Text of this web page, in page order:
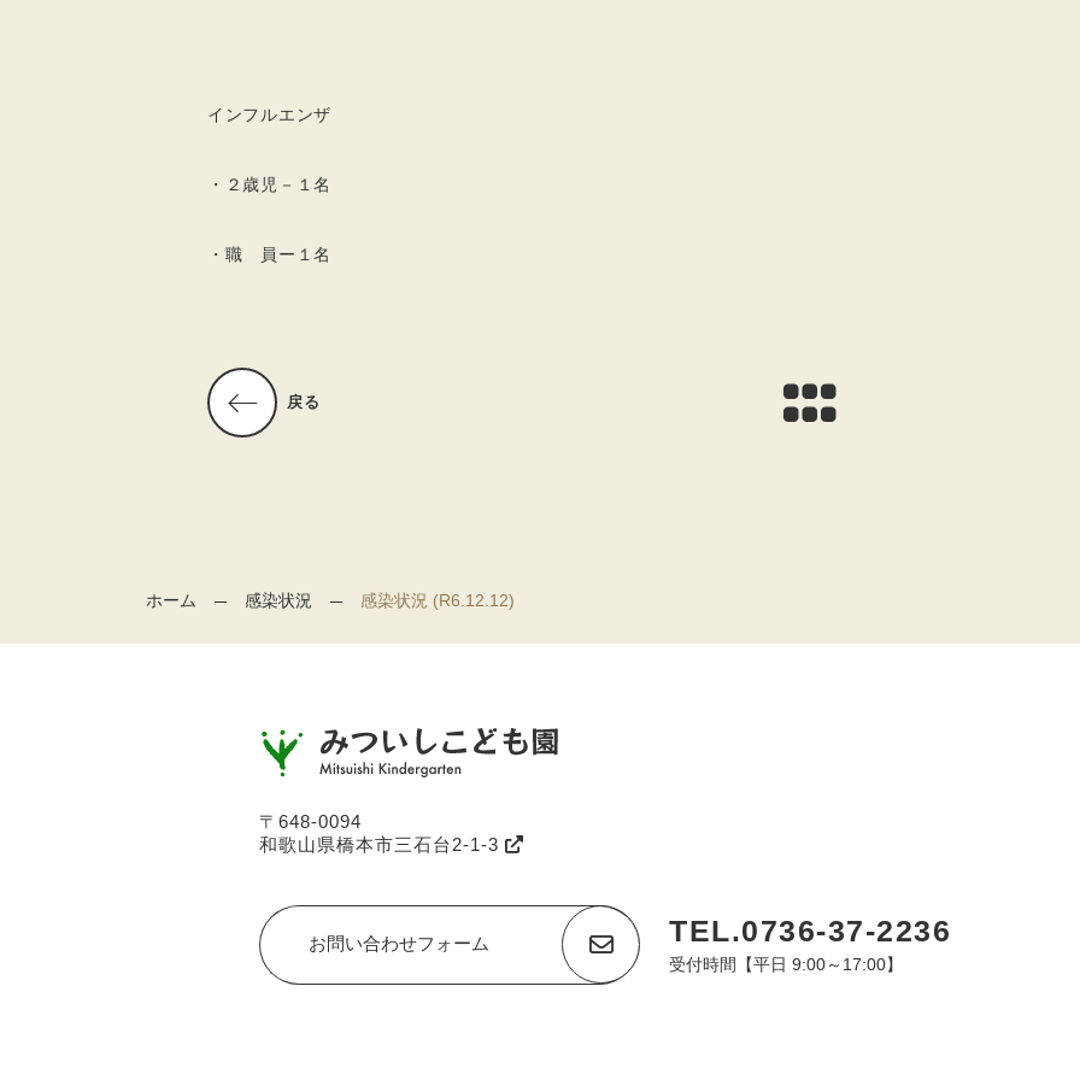
インフルエンザ
・２歳児－１名
・職 員ー１名
戻る
ホーム 感染状況 感染状況 (R6.12.12)
〒648-0094
和歌山県橋本市三石台2-1-3
お問い合わせフォーム TEL.0736-37-2236
受付時間【平日 9:00～17:00】